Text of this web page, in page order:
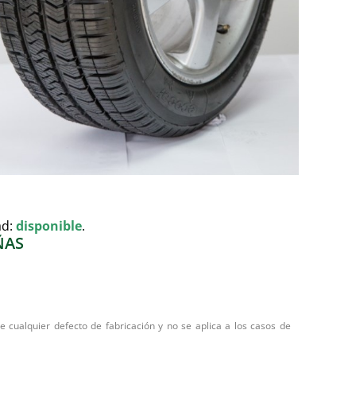
disponible.
defecto de fabricación y no se aplica a los casos de